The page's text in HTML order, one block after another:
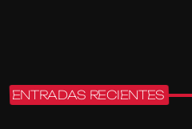
ENTRADAS RECIENTES